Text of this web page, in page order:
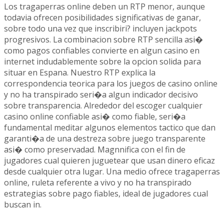
Los tragaperras online deben un RTP menor, aunque
todavia ofrecen posibilidades significativas de ganar,
sobre todo una vez que inscribiri? incluyen jackpots
progresivos. La combinacion sobre RTP sencilla asi�
como pagos confiables convierte en algun casino en
internet indudablemente sobre la opcion solida para
situar en Espana. Nuestro RTP explica la
correspondencia teorica para los juegos de casino online
y no ha transpirado seri�a algun indicador decisivo
sobre transparencia. Alrededor del escoger cualquier
casino online confiable asi� como fiable, seri�a
fundamental meditar algunos elementos tactico que dan
garanti�a de una destreza sobre juego transparente
asi� como preservadad. Magnnifica con el fin de
jugadores cual quieren juguetear que usan dinero eficaz
desde cualquier otra lugar. Una medio ofrece tragaperras
online, ruleta referente a vivo y no ha transpirado
estrategias sobre pago fiables, ideal de jugadores cual
buscan in.